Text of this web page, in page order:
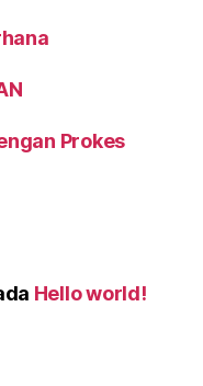
Prokes
Hello world!